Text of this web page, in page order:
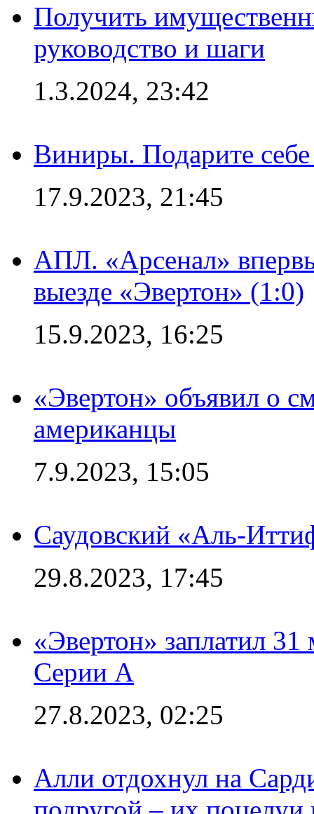
Получить
руководство и шаги
1.3.2024, 23:42
Виниры. Подарите
17.9.2023, 21:45
АПЛ. «Арсенал»
выезде «Эвертон» (1:0)
15.9.2023, 16:25
«Эвертон» объявил о
американцы
7.9.2023, 15:05
Саудовский «Аль-
29.8.2023, 17:45
«Эвертон» заплатил
Серии А
27.8.2023, 02:25
Алли отдохнул на